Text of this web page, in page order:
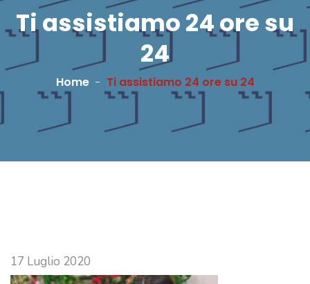
Ti assistiamo 24 ore su
24
Home Ti assistiamo 24 ore su 24
17 Luglio 2020